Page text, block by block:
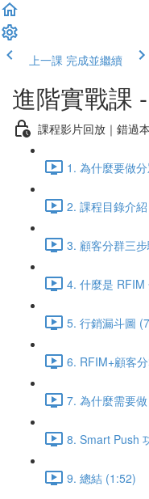
上一課 完成並繼續
進階實戰課
課程影片回放｜錯過
1. 為什麼要做
2. 課程目錄介
3. 顧客分群三
4. 什麼是 RFIM
5. 行銷漏斗圖
6. RFIM+顧客
7. 為什麼需要
8. Smart Push
9. 總結 (1:52)